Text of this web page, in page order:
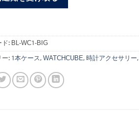
:BL-WC1-BIG
:1本ケース,WATCHCUBE,時計アクセサリー,